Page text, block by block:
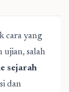
cara yang
ujian, salah
sejarah
dan